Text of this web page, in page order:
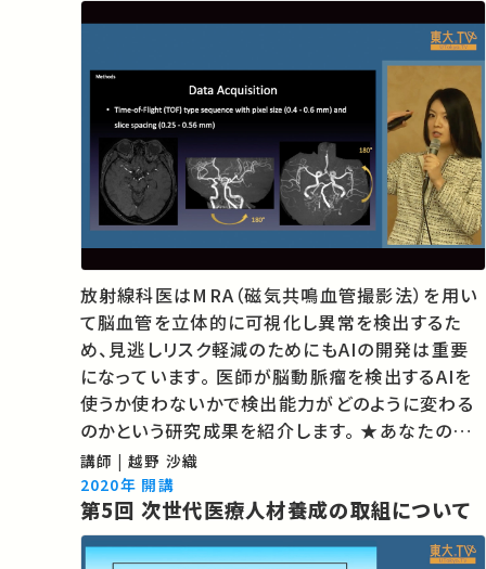
放射線科医はMRA（磁気共鳴⾎管撮影法）を用い
て脳血管を立体的に可視化し異常を検出するた
め、見逃しリスク軽減のためにもAIの開発は重要
になっています。 医師が脳動脈瘤を検出するAIを
使うか使わないかで検出能⼒がどのように変わる
のかという研究成果を紹介します。 ★あなたのシェ
アが、ほかの誰かの学びに繋がるかもしれません。
お気に入りの講義・講演があればSNSなどでシェ
アをお願いします。
講師 | 越野 沙織
2020年 開講
第5回 次世代医療人材養成の取組について